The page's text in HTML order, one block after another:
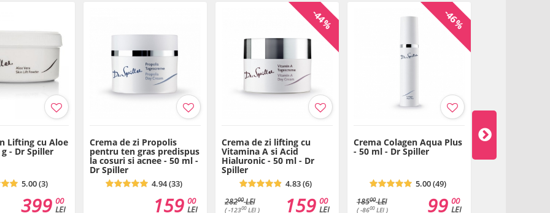
Lifting cu Aloe
- Dr Spiller
5.00 (3)
00
LEI
399
Crema de zi Propolis
pentru ten gras predispus
la cosuri si acnee - 50 ml -
Dr Spiller
4.94 (33)
00
LEI
159
-44%
Crema de zi lifting cu
Vitamina A si Acid
Hialuronic - 50 ml - Dr
Spiller
4.83 (6)
28200LEI
( -12300LEI )
00
LEI
159
-46%
Crema Colagen Aqua Plus
- 50 ml - Dr Spiller
5.00 (49)
18500LEI
( -8600LEI )
00
LEI
99
Crema